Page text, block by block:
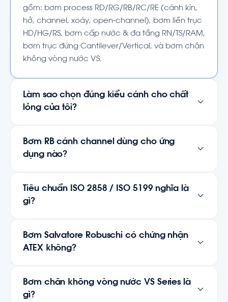
gồm: bơm process RD/RG/RB/RC/RE (cánh kín,
hở, channel, xoáy, open-channel), bơm liền trục
HD/HG/RS, bơm cấp nước & đa tầng RN/TS/RAM,
bơm trục đứng Cantilever/Vertical, và bơm chân
không vòng nước VS.
Làm sao chọn đúng kiểu cánh cho chất
lỏng của tôi?
Bơm RB cánh channel dùng cho ứng
dụng nào?
Tiêu chuẩn ISO 2858 / ISO 5199 nghĩa là
gì?
Bơm Salvatore Robuschi có chứng nhận
ATEX không?
Bơm chân không vòng nước VS Series là
gì?